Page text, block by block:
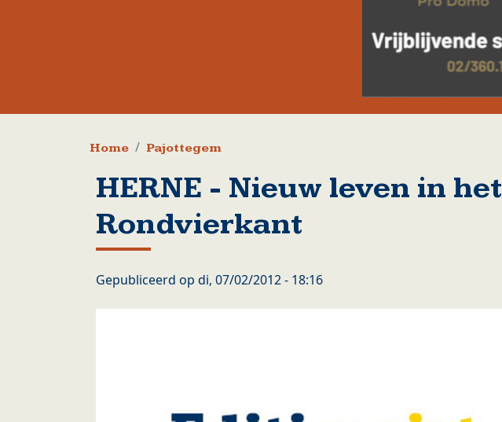
Kruimelpad
Home Pajottegem
HERNE - Nieuw leven in het
Rondvierkant
Gepubliceerd op di, 07/02/2012 - 18:16